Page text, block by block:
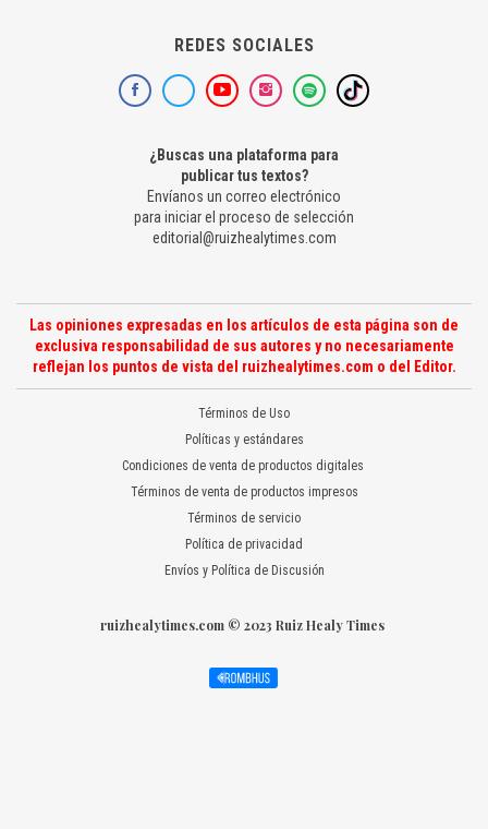
REDES SOCIALES
¿Buscas una plataforma para
publicar tus textos?
Envíanos un correo electrónico
para iniciar el proceso de selección
editorial@ruizhealytimes.com
Las opiniones expresadas en los artículos de esta página son de
exclusiva responsabilidad de sus autores y no necesariamente
reflejan los puntos de vista del ruizhealytimes.com o del Editor.
Términos de Uso
Políticas y estándares
Condiciones de venta de productos digitales
Términos de venta de productos impresos
Términos de servicio
Política de privacidad
Envíos y Política de Discusión
ruizhealytimes.com © 2023 Ruiz Healy Times